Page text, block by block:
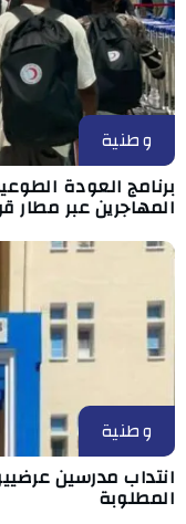
وطنية
برنامج العودة
المهاجرين عبر مطار
وطنية
انتداب مدرسين
المطلوبة